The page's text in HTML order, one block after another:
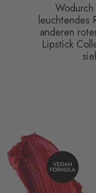
leuchtendes
anderen
Lipstick